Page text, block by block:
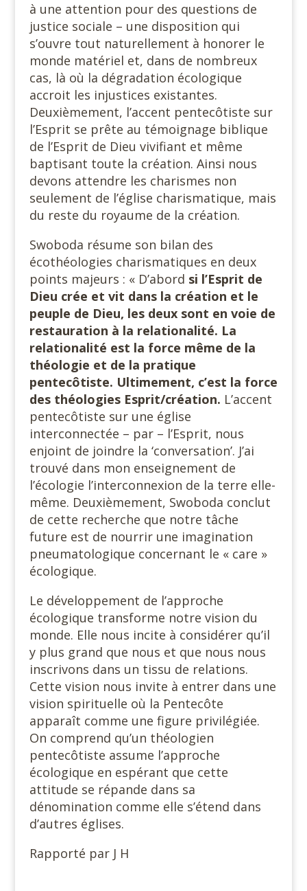
à une attention pour des questions de
justice sociale – une disposition qui
s’ouvre tout naturellement à honorer le
monde matériel et, dans de nombreux
cas, là où la dégradation écologique
accroit les injustices existantes.
Deuxièmement, l’accent pentecôtiste sur
l’Esprit se prête au témoignage biblique
de l’Esprit de Dieu vivifiant et même
baptisant toute la création. Ainsi nous
devons attendre les charismes non
seulement de l’église charismatique, mais
du reste du royaume de la création.
Swoboda résume son bilan des
écothéologies charismatiques en deux
points majeurs : « D’abord si l’Esprit de
Dieu crée et vit dans la création et le
peuple de Dieu, les deux sont en voie de
restauration à la relationalité. La
relationalité est la force même de la
théologie et de la pratique
pentecôtiste. Ultimement, c’est la force
des théologies Esprit/création. L’accent
pentecôtiste sur une église
interconnectée – par – l’Esprit, nous
enjoint de joindre la ‘conversation’. J’ai
trouvé dans mon enseignement de
l’écologie l’interconnexion de la terre elle-
même. Deuxièmement, Swoboda conclut
de cette recherche que notre tâche
future est de nourrir une imagination
pneumatologique concernant le « care »
écologique.
Le développement de l’approche
écologique transforme notre vision du
monde. Elle nous incite à considérer qu’il
y plus grand que nous et que nous nous
inscrivons dans un tissu de relations.
Cette vision nous invite à entrer dans une
vision spirituelle où la Pentecôte
apparaît comme une figure privilégiée.
On comprend qu’un théologien
pentecôtiste assume l’approche
écologique en espérant que cette
attitude se répande dans sa
dénomination comme elle s’étend dans
d’autres églises.
Rapporté par J H